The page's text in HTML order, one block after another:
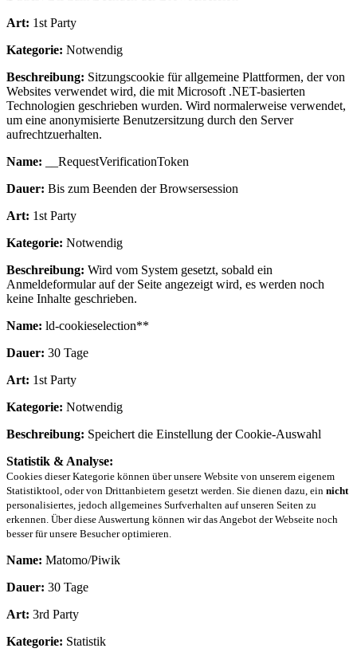
Art: 1st Party
Kategorie: Notwendig
Beschreibung: Sitzungscookie für allgemeine Plattformen, der von
Websites verwendet wird, die mit Microsoft .NET-basierten
Technologien geschrieben wurden. Wird normalerweise verwendet,
um eine anonymisierte Benutzersitzung durch den Server
aufrechtzuerhalten.
Name: __RequestVerificationToken
Dauer: Bis zum Beenden der Browsersession
Art: 1st Party
Kategorie: Notwendig
Beschreibung: Wird vom System gesetzt, sobald ein
Anmeldeformular auf der Seite angezeigt wird, es werden noch
keine Inhalte geschrieben.
Name: ld-cookieselection**
Dauer: 30 Tage
Art: 1st Party
Kategorie: Notwendig
Beschreibung: Speichert die Einstellung der Cookie-Auswahl
Statistik & Analyse:
Cookies dieser Kategorie können über unsere Website von unserem eigenem
Statistiktool, oder von Drittanbietern gesetzt werden. Sie dienen dazu, ein nicht
personalisiertes, jedoch allgemeines Surfverhalten auf unseren Seiten zu
erkennen. Über diese Auswertung können wir das Angebot der Webseite noch
besser für unsere Besucher optimieren.
Name: Matomo/Piwik
Dauer: 30 Tage
Art: 3rd Party
Kategorie: Statistik